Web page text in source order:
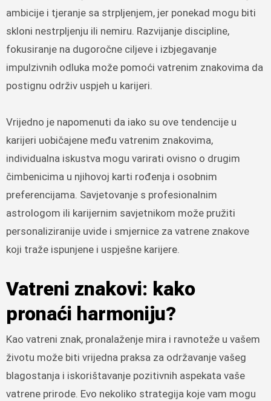
ambicije i tjeranje sa strpljenjem, jer ponekad mogu biti
skloni nestrpljenju ili nemiru. Razvijanje discipline,
fokusiranje na dugoročne ciljeve i izbjegavanje
impulzivnih odluka može pomoći vatrenim znakovima da
postignu održiv uspjeh u karijeri.
Vrijedno je napomenuti da iako su ove tendencije u
karijeri uobičajene među vatrenim znakovima,
individualna iskustva mogu varirati ovisno o drugim
čimbenicima u njihovoj karti rođenja i osobnim
preferencijama. Savjetovanje s profesionalnim
astrologom ili karijernim savjetnikom može pružiti
personaliziranije uvide i smjernice za vatrene znakove
koji traže ispunjene i uspješne karijere.
Vatreni znakovi: kako
pronaći harmoniju?
Kao vatreni znak, pronalaženje mira i ravnoteže u vašem
životu može biti vrijedna praksa za održavanje vašeg
blagostanja i iskorištavanje pozitivnih aspekata vaše
vatrene prirode. Evo nekoliko strategija koje vam mogu